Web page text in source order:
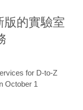
版的實驗室
for D-to-Z
October 1